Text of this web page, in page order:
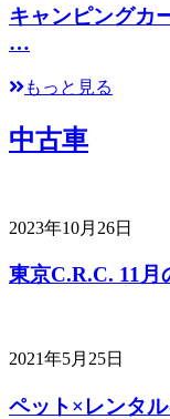
キャンピングカ
…
もっと見る
中古車
2023年10月26日
東京C.R.C. 11
2021年5月25日
ペット×レンタ